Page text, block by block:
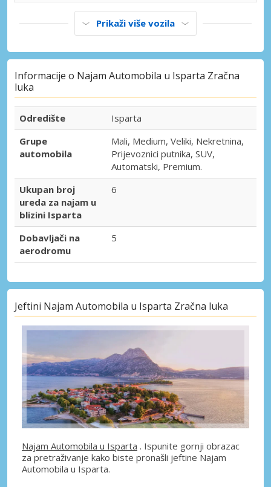
Prikaži više vozila
Informacije o Najam Automobila u Isparta Zračna
luka
Odredište
Isparta
Grupe
automobila
Mali, Medium, Veliki, Nekretnina,
Prijevoznici putnika, SUV,
Automatski, Premium.
Ukupan broj
ureda za najam u
blizini Isparta
6
Dobavljači na
aerodromu
5
Jeftini Najam Automobila u Isparta Zračna luka
Najam Automobila u Isparta . Ispunite gornji obrazac
za pretraživanje kako biste pronašli jeftine Najam
Automobila u Isparta.